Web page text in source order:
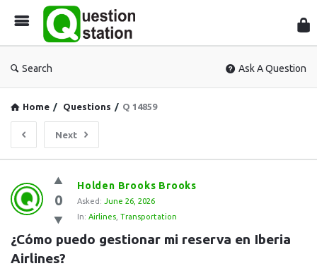
Search Ask A Question
Home / Questions / Q 14859
Next
Question
Station
Latest
Questions
0
Holden Brooks Brooks
Asked: June 26, 2026
In: Airlines Transportation
¿Cómo puedo gestionar mi reserva en Iberia
Airlines?